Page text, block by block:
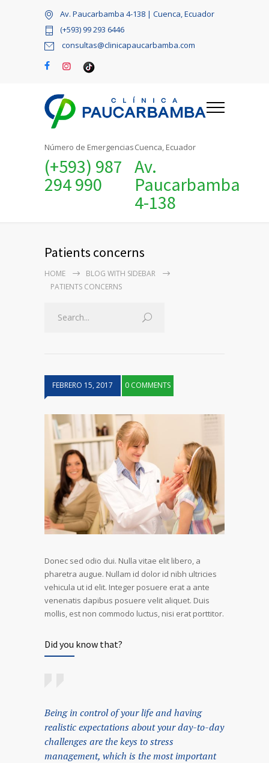
Av. Paucarbamba 4-138 | Cuenca, Ecuador
(+593) 99 293 6446
consultas@clinicapaucarbamba.com
Número de Emergencias
(+593) 987
294 990
Cuenca, Ecuador
Av.
Paucarbamba
4-138
Patients concerns
HOME
BLOG WITH SIDEBAR
PATIENTS CONCERNS
FEBRERO 15, 2017 0 COMMENTS
Donec sed odio dui. Nulla vitae elit libero, a
pharetra augue. Nullam id dolor id nibh ultricies
vehicula ut id elit. Integer posuere erat a ante
venenatis dapibus posuere velit aliquet. Duis
mollis, est non commodo luctus, nisi erat porttitor.
Did you know that?
Being in control of your life and having
realistic expectations about your day-to-day
challenges are the keys to stress
management, which is the most important